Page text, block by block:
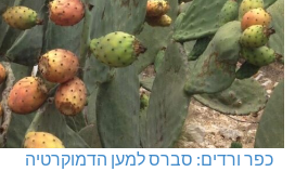
כפר ורדים: סברס למען הדמוקרטיה